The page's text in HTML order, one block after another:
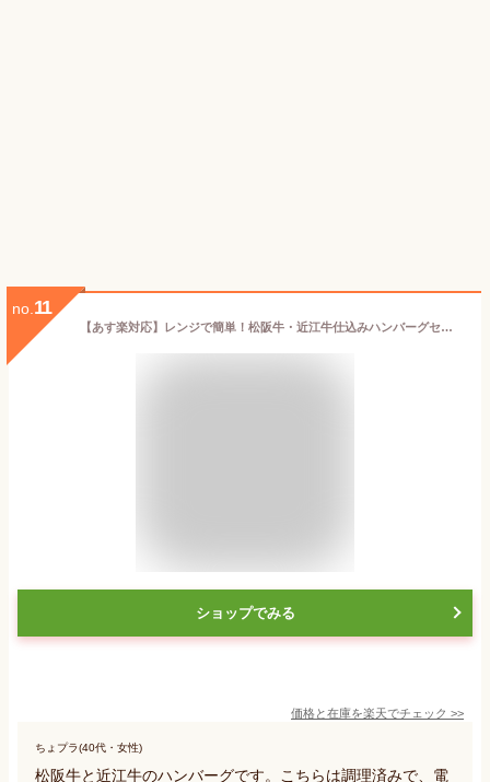
no. 11
【あす楽対応】レンジで簡単！松阪牛・近江牛仕込みハンバーグセット EG3-12-4 お中元 お歳暮 内祝 出産内祝 結婚内祝 香典返し 粗供養 回忌法要 法事 お返し 快気祝 返礼品 プレゼント 男性 女性 誕生日 おみやげ お土産 中はふっくらジューシー！ レトルト
ショップでみる
価格と在庫を楽天でチェック >>
ちょプラ(40代・女性)
松阪牛と近江牛のハンバーグです。こちらは調理済みで、電